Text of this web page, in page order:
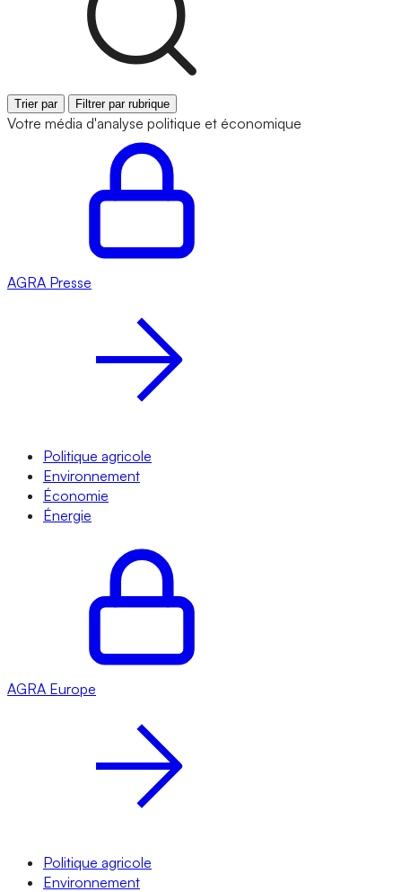
Trier par Filtrer par rubrique
Votre média d'analyse politique et économique
AGRA Presse
Politique agricole
Environnement
Économie
Énergie
AGRA Europe
Politique agricole
Environnement